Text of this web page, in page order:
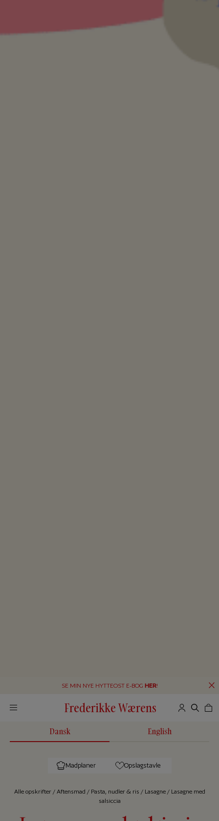
SE MIN NYE HYTTEOST E-BOG HER!
Frederikke Wærens
Dansk English
Madplaner Opslagstavle
Alle op­skrif­ter/ Aftensmad / Pasta, nudler & ris / Lasagne/ Lasagne med
salsiccia